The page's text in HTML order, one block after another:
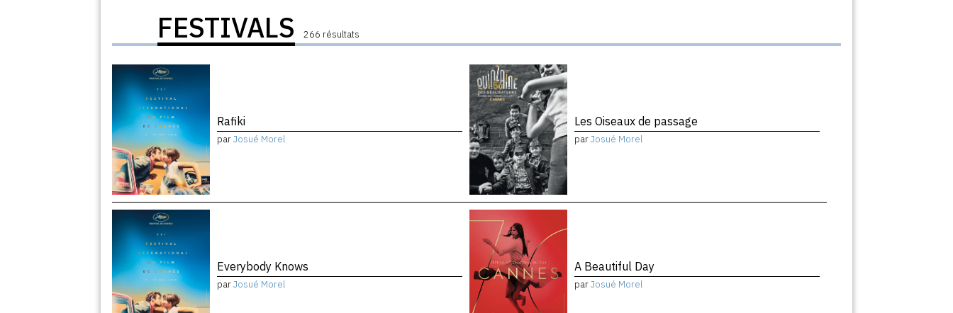
FESTIVALS 266 résultats
Rafiki
parJosué Morel
Les Oiseaux de passage
parJosué Morel
Everybody Knows
parJosué Morel
A Beautiful Day
parJosué Morel